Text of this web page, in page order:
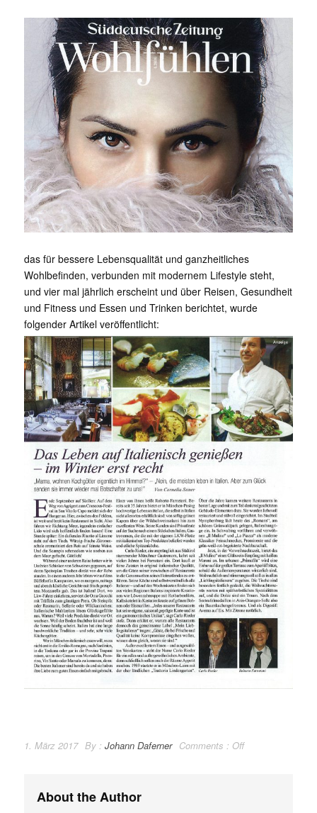
das für bessere Lebensqualität und ganzheitliches
Wohlbefinden, verbunden mit modernem Lifestyle steht,
und vier mal jährlich erscheint und über Reisen, Gesundheit
und Fitness und Essen und Trinken berichtet, wurde
folgender Artikel veröffentlicht:
1. März 2017 By : Johann Daferner Comments : Off
About the Author